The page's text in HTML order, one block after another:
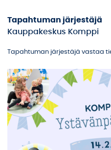
Tapahtuman järjestäjä
Kauppakeskus Komppi
Tapahtuman järjestäjä vastaa